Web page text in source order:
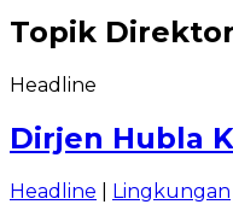
Topik
Headline
Dirjen Hubla
Headline Lingkungan